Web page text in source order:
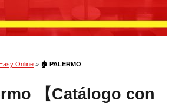
Easy Online » 🏠 PALERMO
【Catálogo con